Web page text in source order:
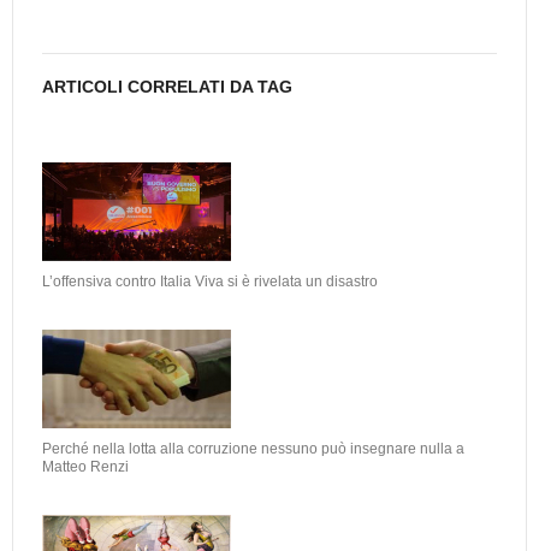
ARTICOLI CORRELATI DA TAG
L’offensiva contro Italia Viva si è rivelata un disastro
Perché nella lotta alla corruzione nessuno può insegnare nulla a
Matteo Renzi